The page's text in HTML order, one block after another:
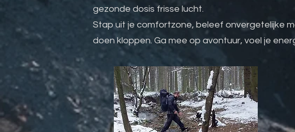
gezonde dosis frisse lucht.
Stap uit je comfortzone, beleef onvergetelijke
doen kloppen. Ga mee op avontuur, voel je